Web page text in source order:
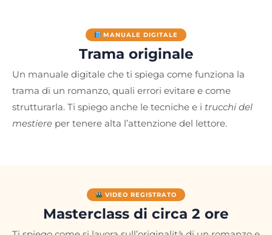
MANUALE DIGITALE
Trama originale
Un manuale digitale che ti spiega come funziona la
trama di un romanzo, quali errori evitare e come
strutturarla. Ti spiego anche le tecniche e i trucchi del
mestiere per tenere alta l’attenzione del lettore.
VIDEO REGISTRATO
Masterclass di circa 2 ore